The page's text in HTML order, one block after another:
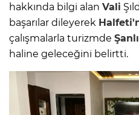
hakkında bilgi alan Vali
başarılar dileyerek
çalışmalarla turizmde
haline geleceğini belirtti.